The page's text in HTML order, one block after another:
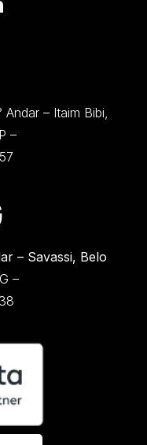
– Itaim Bibi,
–
– Savassi, Belo
–